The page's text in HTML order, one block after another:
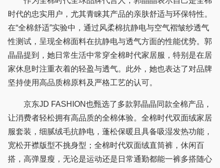
时代的忠实用户，尤其青睐其产品的亲肤舒适与环保特性。
在“全棉舒适”实验中，通过风柔棉抗静电与空气褶皱纱透气
性测试，呈现全棉面料在抗静电与透气方面的性能优势。郭
晶晶提到，她日常生活中常穿全棉时代家居服，特别是在居
家休息时注重衣着的轻盈与透气。此外，她也表达了对品牌
坚持使用高品质棉原料及严格工艺的认可。
京东JD FASHION也甄选了多款郭晶晶同款全棉产品，
让消费者轻松拥有高品质的全棉体验。全棉时代双面绒家居
服套装，细腻绒毛抗静电，蓬松保暖且具备吸湿发热功能，
宽松开襟版型不挑身型；全棉时代双面绒直筒裤，休闲百
搭，高弹显瘦，无论是运动还是日常通勤都能一裤多搭随心